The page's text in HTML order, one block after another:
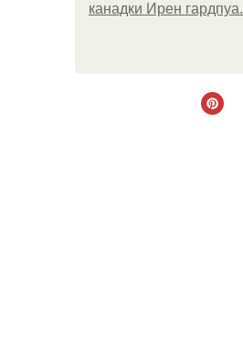
канадки Ирен гардпуа.